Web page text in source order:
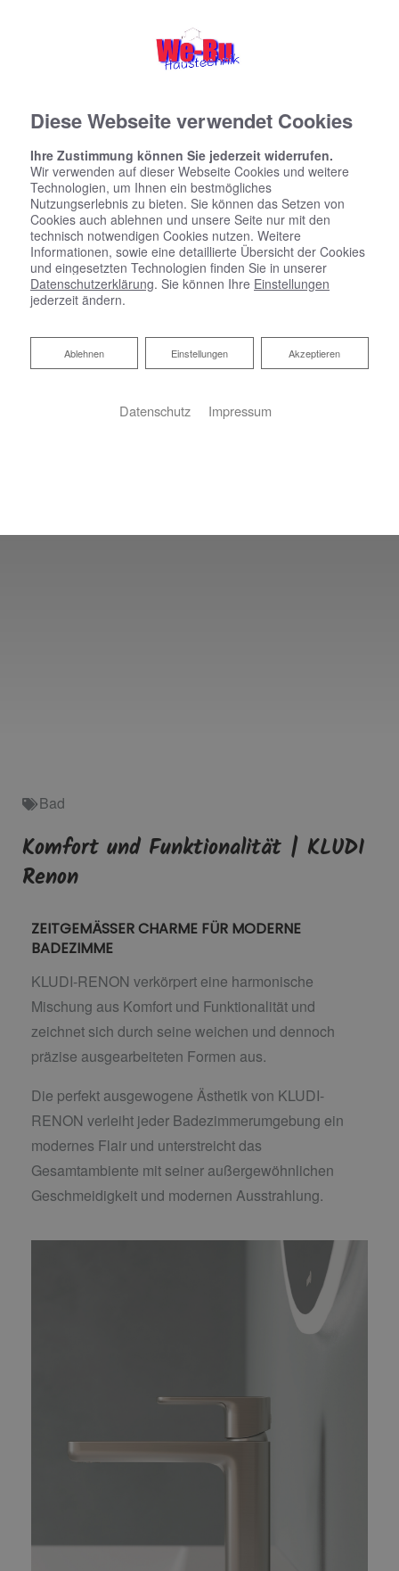
Bad
Komfort und Funktionalität | KLUDI
Renon
ZEITGEMÄSSER CHARME FÜR MODERNE
BADEZIMME
KLUDI-RENON verkörpert eine harmonische
Mischung aus Komfort und Funktionalität und
zeichnet sich durch seine weichen und dennoch
präzise ausgearbeiteten Formen aus.
Die perfekt ausgewogene Ästhetik von KLUDI-
RENON verleiht jeder Badezimmerumgebung ein
modernes Flair und unterstreicht das
Gesamtambiente mit seiner außergewöhnlichen
Geschmeidigkeit und modernen Ausstrahlung.
Diese Webseite verwendet Cookies
Ihre Zustimmung können Sie jederzeit widerrufen.
Wir verwenden auf dieser Webseite Cookies und weitere
Technologien, um Ihnen ein bestmögliches
Nutzungserlebnis zu bieten. Sie können das Setzen von
Cookies auch ablehnen und unsere Seite nur mit den
technisch notwendigen Cookies nutzen. Weitere
Informationen, sowie eine detaillierte Übersicht der Cookies
und eingesetzten Technologien finden Sie in unserer
Datenschutzerklärung. Sie können Ihre Einstellungen
jederzeit ändern.
Akzeptieren
Einstellungen
Ablehnen
Ablehnen
Datenschutz Impressum